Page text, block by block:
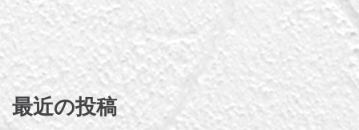
最近の投稿